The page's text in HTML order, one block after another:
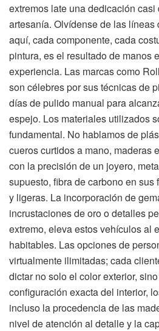
extremos late una dedicación
artesanía. Olvídense de las líneas
aquí, cada componente, cada
pintura, es el resultado de manos
experiencia. Las marcas como
son célebres por sus técnicas de
días de pulido manual para
espejo. Los materiales utilizados
fundamental. No hablamos de
cueros curtidos a mano, maderas
con la precisión de un joyero,
supuesto, fibra de carbono en sus
y ligeras. La incorporación de
incrustaciones de oro o detalles
extremo, eleva estos vehículos al
habitables. Las opciones de
virtualmente ilimitadas; cada
dictar no solo el color exterior,
configuración exacta del interior,
incluso la procedencia de las
nivel de atención al detalle y la